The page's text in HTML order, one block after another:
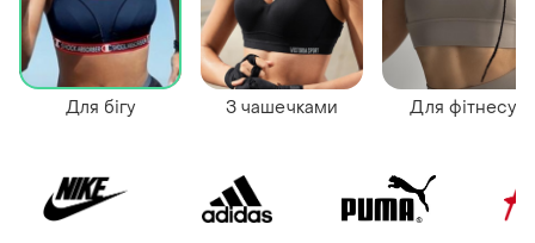
Для бігу З чашечками Для фітнесу